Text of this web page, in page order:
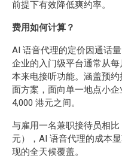
前提下有效降低爽约率。
费用如何计算？
AI 语音代理的定价因通话
企业的入门级平台通常从
本来电接听功能。涵盖预
面方案，面向单一地点小
4,000 港元之间。
与雇用一名兼职接待员相
元），AI 语音代理的成本
现的全天候覆盖。